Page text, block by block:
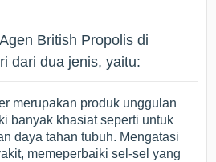
British Propolis di
dari dua jenis, yaitu:
merupakan produk unggulan
banyak khasiat seperti untuk
daya tahan tubuh. Mengatasi
memeperbaiki sel-sel yang